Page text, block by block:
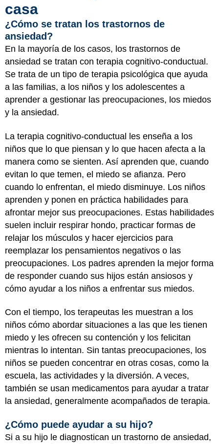
casa
¿Cómo se tratan los trastornos de
ansiedad?
En la mayoría de los casos, los trastornos de
ansiedad se tratan con terapia cognitivo-conductual.
Se trata de un tipo de terapia psicológica que ayuda
a las familias, a los niños y los adolescentes a
aprender a gestionar las preocupaciones, los miedos
y la ansiedad.
La terapia cognitivo-conductual les enseña a los
niños que lo que piensan y lo que hacen afecta a la
manera como se sienten. Así aprenden que, cuando
evitan lo que temen, el miedo se afianza. Pero
cuando lo enfrentan, el miedo disminuye. Los niños
aprenden y ponen en práctica habilidades para
afrontar mejor sus preocupaciones. Estas habilidades
suelen incluir respirar hondo, practicar formas de
relajar los músculos y hacer ejercicios para
reemplazar los pensamientos negativos o las
preocupaciones. Los padres aprenden la mejor forma
de responder cuando sus hijos están ansiosos y
cómo ayudar a los niños a enfrentar sus miedos.
Con el tiempo, los terapeutas les muestran a los
niños cómo abordar situaciones a las que les tienen
miedo y les ofrecen su contención y los felicitan
mientras lo intentan. Sin tantas preocupaciones, los
niños se pueden concentrar en otras cosas, como la
escuela, las actividades y la diversión. A veces,
también se usan medicamentos para ayudar a tratar
la ansiedad, generalmente acompañados de terapia.
¿Cómo puede ayudar a su hijo?
Si a su hijo le diagnostican un trastorno de ansiedad,